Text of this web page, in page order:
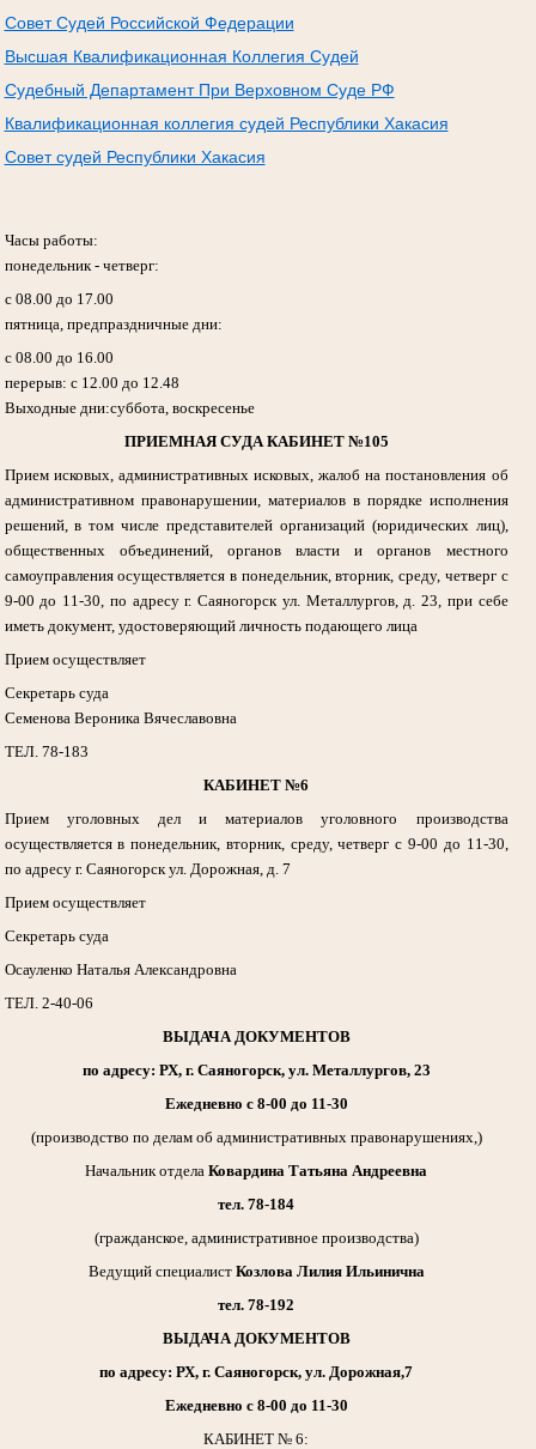
Совет Судей Российской Федерации
Высшая Квалификационная Коллегия Судей
Судебный Департамент При Верховном Суде РФ
Квалификационная коллегия судей Республики Хакасия
Совет судей Республики Хакасия
Часы работы:
понедельник - четверг:
с 08.00 до 17.00
пятница, предпраздничные дни:
с 08.00 до 16.00
перерыв: с 12.00 до 12.48
Выходные дни:суббота, воскресенье
ПРИЕМНАЯ СУДА КАБИНЕТ №105
Прием исковых, административных исковых, жалоб на постановления об
административном правонарушении, материалов в порядке исполнения
решений, в том числе представителей организаций (юридических лиц),
общественных объединений, органов власти и органов местного
самоуправления осуществляется в понедельник, вторник, среду, четверг с
9-00 до 11-30, по адресу г. Саяногорск ул. Металлургов, д. 23, при себе
иметь документ, удостоверяющий личность подающего лица
Прием осуществляет
Секретарь суда
Семенова Вероника Вячеславовна
ТЕЛ. 78-183
КАБИНЕТ №6
Прием уголовных дел и материалов уголовного производства
осуществляется в понедельник, вторник, среду, четверг с 9-00 до 11-30,
по адресу г. Саяногорск ул. Дорожная, д. 7
Прием осуществляет
Секретарь суда
Осауленко Наталья Александровна
ТЕЛ. 2-40-06
ВЫДАЧА ДОКУМЕНТОВ
по адресу: РХ, г. Саяногорск, ул. Металлургов, 23
Ежедневно с 8-00 до 11-30
(производство по делам об административных правонарушениях,)
Начальник отдела Ковардина Татьяна Андреевна
тел. 78-184
(гражданское, административное производства)
Ведущий специалист Козлова Лилия Ильинична
тел. 78-192
ВЫДАЧА ДОКУМЕНТОВ
по адресу: РХ, г. Саяногорск, ул. Дорожная,7
Ежедневно с 8-00 до 11-30
КАБИНЕТ № 6: